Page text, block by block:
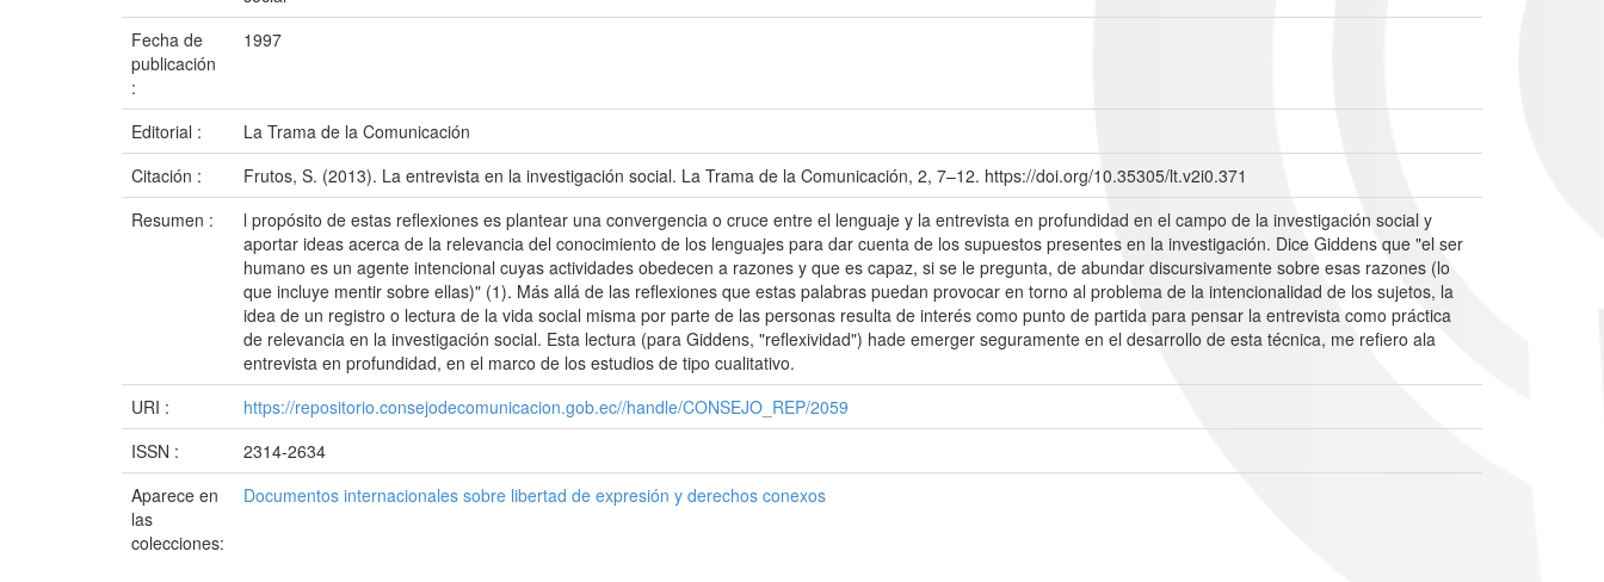
Fecha de
publicación
:
1997
Editorial :
La Trama de la Comunicación
Citación :
Frutos, S. (2013). La entrevista en la investigación social. La Trama de la Comunicación, 2, 7–12. https://doi.org/10.35305/lt.v2i0.371
Resumen :
l propósito de estas reflexiones es plantear una convergencia o cruce entre el lenguaje y la entrevista en profundidad en el campo de la investigación social y
aportar ideas acerca de la relevancia del conocimiento de los lenguajes para dar cuenta de los supuestos presentes en la investigación. Dice Giddens que "el ser
humano es un agente intencional cuyas actividades obedecen a razones y que es capaz, si se le pregunta, de abundar discursivamente sobre esas razones (lo
que incluye mentir sobre ellas)" (1). Más allá de las reflexiones que estas palabras puedan provocar en torno al problema de la intencionalidad de los sujetos, la
idea de un registro o lectura de la vida social misma por parte de las personas resulta de interés como punto de partida para pensar la entrevista como práctica
de relevancia en la investigación social. Esta lectura (para Giddens, "reflexividad") hade emerger seguramente en el desarrollo de esta técnica, me refiero ala
entrevista en profundidad, en el marco de los estudios de tipo cualitativo.
URI :
https://repositorio.consejodecomunicacion.gob.ec//handle/CONSEJO_REP/2059
ISSN :
2314-2634
Aparece en
las
colecciones:
Documentos internacionales sobre libertad de expresión y derechos conexos